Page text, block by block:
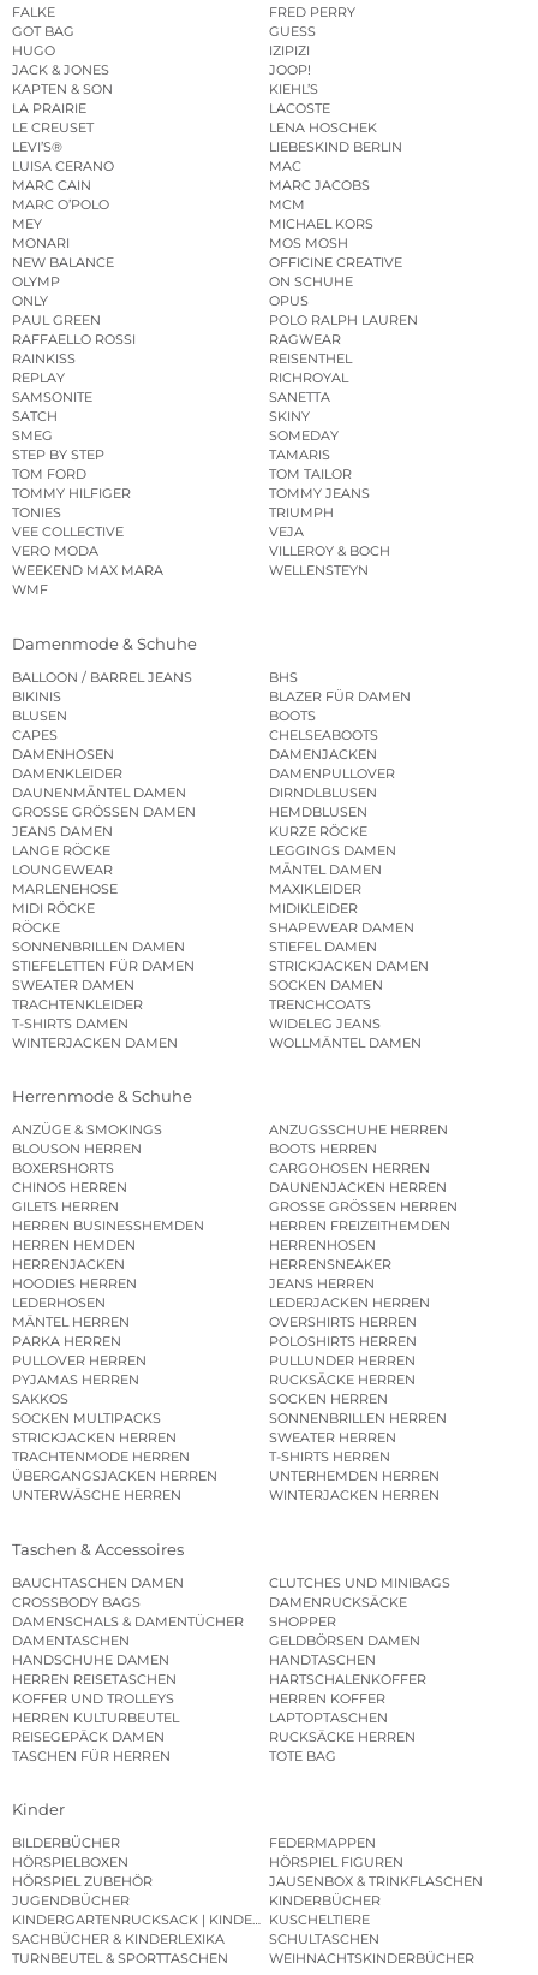
FALKE
FRED PERRY
GOT BAG
GUESS
HUGO
IZIPIZI
JACK & JONES
JOOP!
KAPTEN & SON
KIEHL’S
LA PRAIRIE
LACOSTE
LE CREUSET
LENA HOSCHEK
LEVI’S®
LIEBESKIND BERLIN
LUISA CERANO
MAC
MARC CAIN
MARC JACOBS
MARC O’POLO
MCM
MEY
MICHAEL KORS
MONARI
MOS MOSH
NEW BALANCE
OFFICINE CREATIVE
OLYMP
ON SCHUHE
ONLY
OPUS
PAUL GREEN
POLO RALPH LAUREN
RAFFAELLO ROSSI
RAGWEAR
RAINKISS
REISENTHEL
REPLAY
RICHROYAL
SAMSONITE
SANETTA
SATCH
SKINY
SMEG
SOMEDAY
STEP BY STEP
TAMARIS
TOM FORD
TOM TAILOR
TOMMY HILFIGER
TOMMY JEANS
TONIES
TRIUMPH
VEE COLLECTIVE
VEJA
VERO MODA
VILLEROY & BOCH
WEEKEND MAX MARA
WELLENSTEYN
WMF
Damenmode & Schuhe
BALLOON / BARREL JEANS
BHS
BIKINIS
BLAZER FÜR DAMEN
BLUSEN
BOOTS
CAPES
CHELSEABOOTS
DAMENHOSEN
DAMENJACKEN
DAMENKLEIDER
DAMENPULLOVER
DAUNENMÄNTEL DAMEN
DIRNDLBLUSEN
GROSSE GRÖSSEN DAMEN
HEMDBLUSEN
JEANS DAMEN
KURZE RÖCKE
LANGE RÖCKE
LEGGINGS DAMEN
LOUNGEWEAR
MÄNTEL DAMEN
MARLENEHOSE
MAXIKLEIDER
MIDI RÖCKE
MIDIKLEIDER
RÖCKE
SHAPEWEAR DAMEN
SONNENBRILLEN DAMEN
STIEFEL DAMEN
STIEFELETTEN FÜR DAMEN
STRICKJACKEN DAMEN
SWEATER DAMEN
SOCKEN DAMEN
TRACHTENKLEIDER
TRENCHCOATS
T-SHIRTS DAMEN
WIDELEG JEANS
WINTERJACKEN DAMEN
WOLLMÄNTEL DAMEN
Herrenmode & Schuhe
ANZÜGE & SMOKINGS
ANZUGSSCHUHE HERREN
BLOUSON HERREN
BOOTS HERREN
BOXERSHORTS
CARGOHOSEN HERREN
CHINOS HERREN
DAUNENJACKEN HERREN
GILETS HERREN
GROSSE GRÖSSEN HERREN
HERREN BUSINESSHEMDEN
HERREN FREIZEITHEMDEN
HERREN HEMDEN
HERRENHOSEN
HERRENJACKEN
HERRENSNEAKER
HOODIES HERREN
JEANS HERREN
LEDERHOSEN
LEDERJACKEN HERREN
MÄNTEL HERREN
OVERSHIRTS HERREN
PARKA HERREN
POLOSHIRTS HERREN
PULLOVER HERREN
PULLUNDER HERREN
PYJAMAS HERREN
RUCKSÄCKE HERREN
SAKKOS
SOCKEN HERREN
SOCKEN MULTIPACKS
SONNENBRILLEN HERREN
STRICKJACKEN HERREN
SWEATER HERREN
TRACHTENMODE HERREN
T-SHIRTS HERREN
ÜBERGANGSJACKEN HERREN
UNTERHEMDEN HERREN
UNTERWÄSCHE HERREN
WINTERJACKEN HERREN
Taschen & Accessoires
BAUCHTASCHEN DAMEN
CLUTCHES UND MINIBAGS
CROSSBODY BAGS
DAMENRUCKSÄCKE
DAMENSCHALS & DAMENTÜCHER
SHOPPER
DAMENTASCHEN
GELDBÖRSEN DAMEN
HANDSCHUHE DAMEN
HANDTASCHEN
HERREN REISETASCHEN
HARTSCHALENKOFFER
KOFFER UND TROLLEYS
HERREN KOFFER
HERREN KULTURBEUTEL
LAPTOPTASCHEN
REISEGEPÄCK DAMEN
RUCKSÄCKE HERREN
TASCHEN FÜR HERREN
TOTE BAG
Kinder
BILDERBÜCHER
FEDERMAPPEN
HÖRSPIELBOXEN
HÖRSPIEL FIGUREN
HÖRSPIEL ZUBEHÖR
JAUSENBOX & TRINKFLASCHEN
JUGENDBÜCHER
KINDERBÜCHER
KINDERGARTENRUCKSACK | KINDERGARTENBEUTEL
KUSCHELTIERE
SACHBÜCHER & KINDERLEXIKA
SCHULTASCHEN
TURNBEUTEL & SPORTTASCHEN
WEIHNACHTSKINDERBÜCHER